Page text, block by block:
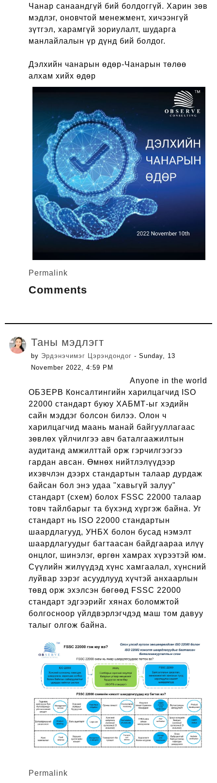
Чанар санаандгүй бий болдоггүй. Харин зөв
мэдлэг, оновчтой менежмент, хичээнгүй
зүтгэл, харамгүй зориулалт, шударга
манлайлалын үр дүнд бий болдог.
Дэлхийн чанарын өдөр-Чанарын төлөө
алхам хийх өдөр
Permalink
Comments
Таны мэдлэгт
by Эрдэнэчимэг Цэрэндондог - Sunday, 13
November 2022, 4:59 PM
Anyone in the world
ОБЗЕРВ Консалтингийн харилцагчид ISO
22000 стандарт буюу ХАБМТ-ыг хэдийн
сайн мэддэг болсон билээ. Олон ч
харилцагчид маань манай байгууллагаас
зөвлөх үйлчилгээ авч баталгаажилтын
аудитанд амжилттай орж гэрчилгээгээ
гардан авсан. Өмнөх нийтлэлүүдээр
ихэвчлэн дээрх стандартын талаар дурдаж
байсан бол энэ удаа "хавьгүй залуу"
стандарт (схем) болох FSSC 22000 талаар
товч тайлбарыг та бүхэнд хүргэж байна. Уг
стандарт нь ISO 22000 стандартын
шаардлагууд, УНБХ болон бусад нэмэлт
шаардлагуудыг багтаасан байдгаараа илүү
онцлог, шинэлэг, өргөн хамрах хүрээтэй юм.
Сүүлийн жилүүдэд хүнс хамгаалал, хүнсний
луйвар зэрэг асуудлууд хүчтэй анхаарлын
төвд орж эхэлсэн бөгөөд FSSC 22000
стандарт эдгээрийг хянах боломжтой
болгосноор үйлдвэрлэгчдэд маш том давуу
талыг олгож байна.
Permalink